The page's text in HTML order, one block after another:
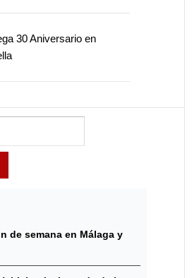
30 Aniversario en
de semana en Málaga y